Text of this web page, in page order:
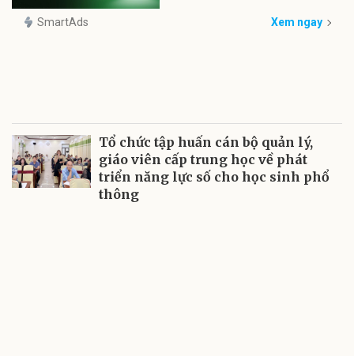
SmartAds Xem ngay
Tổ chức tập huấn cán bộ quản lý,
giáo viên cấp trung học về phát
triển năng lực số cho học sinh phổ
thông